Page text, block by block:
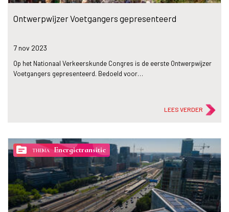
Ontwerpwijzer Voetgangers gepresenteerd
7 nov 2023
Op het Nationaal Verkeerskunde Congres is de eerste Ontwerpwijzer
Voetgangers gepresenteerd. Bedoeld voor…
LEES VERDER
topic THEMA Energietransitie